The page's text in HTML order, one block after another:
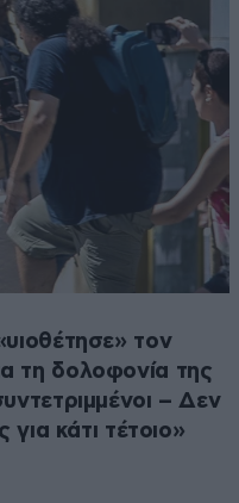
τον
τη δολοφονία της
– Δεν
για κάτι τέτοιο»